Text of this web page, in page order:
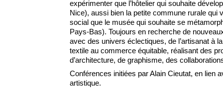
expérimenter que l’hôtelier qui souhaite
Nice), aussi bien la petite commune rurale qui
social que le musée qui souhaite se
Pays-Bas). Toujours en recherche de
avec des univers éclectiques, de l’artisanat à
textile au commerce équitable, réalisant des
d’architecture, de graphisme, des
Conférences initiées par Alain Cieutat, en lien
artistique.